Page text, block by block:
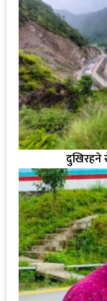
दुखिरहने